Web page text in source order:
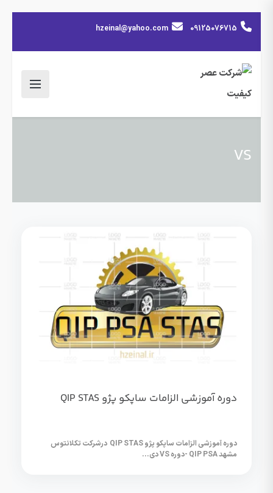
09125076715
hzeinal@yahoo.com
VS
دوره آموزشی الزامات ساپکو پژو QIP STAS
دوره آموزشی الزامات ساپکو پژو QIP STAS درشرکت تکلانتوس
مشهد QIP PSA -دوره VS دی...